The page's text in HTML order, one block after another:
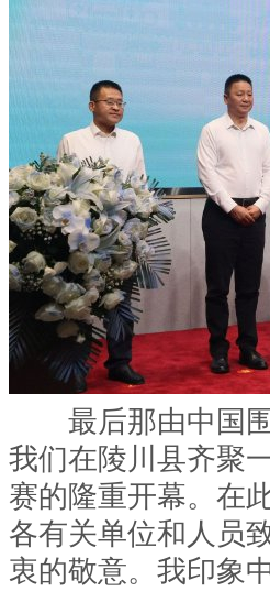
最后那由中国围
我们在陵川县齐聚
赛的隆重开幕。在
各有关单位和人员
衷的敬意。我印象